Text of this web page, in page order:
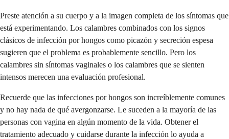
Preste atención a su cuerpo y a la imagen completa de los síntomas que
está experimentando. Los calambres combinados con los signos
clásicos de infección por hongos como picazón y secreción espesa
sugieren que el problema es probablemente sencillo. Pero los
calambres sin síntomas vaginales o los calambres que se sienten
intensos merecen una evaluación profesional.
Recuerde que las infecciones por hongos son increíblemente comunes
y no hay nada de qué avergonzarse. Le suceden a la mayoría de las
personas con vagina en algún momento de la vida. Obtener el
tratamiento adecuado y cuidarse durante la infección lo ayuda a